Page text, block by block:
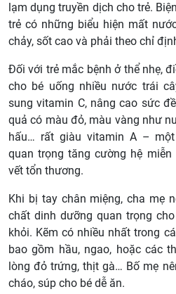
lạm dụng truyền dịch cho trẻ.
trẻ có những biểu hiện mất
chảy, sốt cao và phải theo chỉ
Đối với trẻ mắc bệnh ở thể nhẹ,
cho bé uống nhiều nước trái
sung vitamin C, nâng cao sức
quả có màu đỏ, màu vàng như
hấu… rất giàu vitamin A –
quan trọng tăng cường hệ
vết tổn thương.
Khi bị tay chân miệng, cha mẹ
chất dinh dưỡng quan trọng
khỏi. Kẽm có nhiều nhất trong
bao gồm hầu, ngao, hoặc các
lòng đỏ trứng, thịt gà… Bố mẹ
cháo, súp cho bé dễ ăn.